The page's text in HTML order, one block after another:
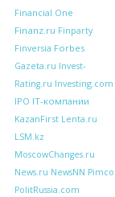
Financial One
Finanz.ru Finparty
Finversia Forbes
Gazeta.ru Invest-
Rating.ru Investing.com
IPO IT-компании
KazanFirst Lenta.ru
LSM.kz
MoscowChanges.ru
News.ru NewsNN Pimco
PolitRussia.com